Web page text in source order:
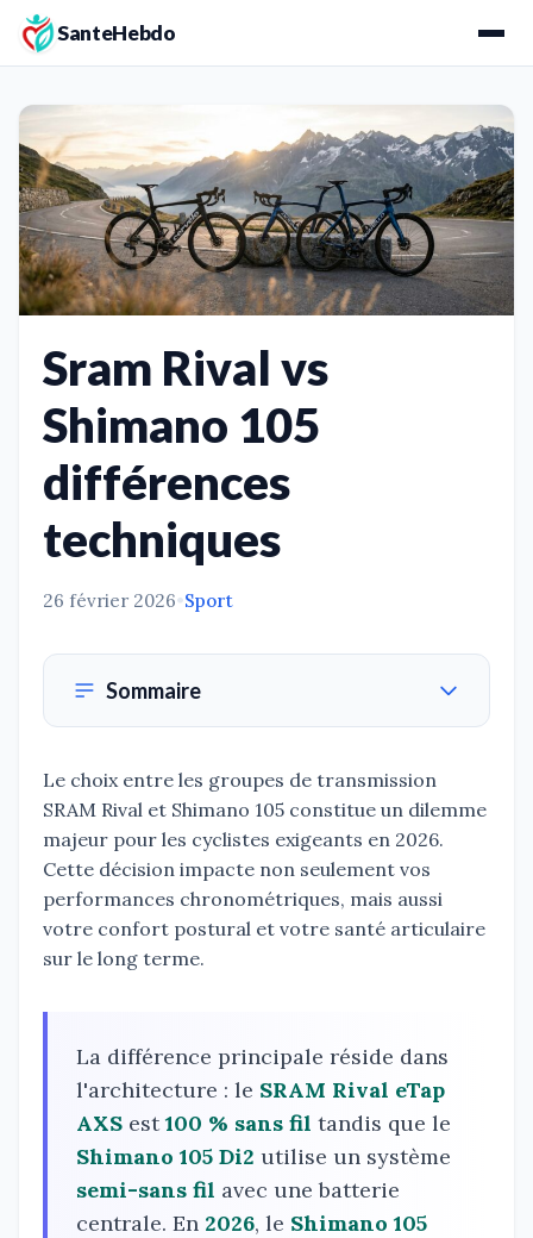
SanteHebdo
Sram Rival vs
Shimano 105
différences
techniques
26 février 2026•Sport
Sommaire
Le choix entre les groupes de transmission
SRAM Rival et Shimano 105 constitue un dilemme
majeur pour les cyclistes exigeants en 2026.
Cette décision impacte non seulement vos
performances chronométriques, mais aussi
votre confort postural et votre santé articulaire
sur le long terme.
La différence principale réside dans
l'architecture : le SRAM Rival eTap
AXS est100 % sans fil tandis que le
Shimano 105 Di2 utilise un système
semi-sans fil avec une batterie
centrale. En 2026, le Shimano 105